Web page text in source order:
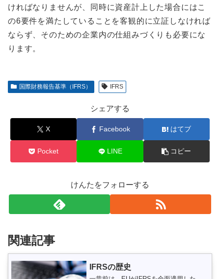
ければなりませんが、同時に資産計上した場合にはこ
の6要件を満たしていることを客観的に立証しなければ
ならず、そのための企業内の仕組みづくりも必要にな
ります。
国際財務報告基準（IFRS） IFRS
シェアする
X Facebook はてブ
Pocket LINE コピー
けんたをフォローする
関連記事
IFRSの歴史